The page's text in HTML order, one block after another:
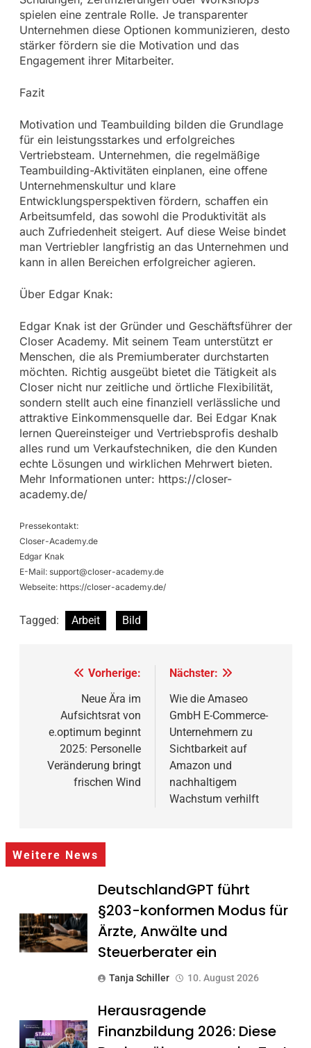
spielen eine zentrale Rolle. Je transparenter
Unternehmen diese Optionen kommunizieren, desto
stärker fördern sie die Motivation und das
Engagement ihrer Mitarbeiter.
Fazit
Motivation und Teambuilding bilden die Grundlage
für ein leistungsstarkes und erfolgreiches
Vertriebsteam. Unternehmen, die regelmäßige
Teambuilding-Aktivitäten einplanen, eine offene
Unternehmenskultur und klare
Entwicklungsperspektiven fördern, schaffen ein
Arbeitsumfeld, das sowohl die Produktivität als
auch Zufriedenheit steigert. Auf diese Weise bindet
man Vertriebler langfristig an das Unternehmen und
kann in allen Bereichen erfolgreicher agieren.
Über Edgar Knak:
Edgar Knak ist der Gründer und Geschäftsführer der
Closer Academy. Mit seinem Team unterstützt er
Menschen, die als Premiumberater durchstarten
möchten. Richtig ausgeübt bietet die Tätigkeit als
Closer nicht nur zeitliche und örtliche Flexibilität,
sondern stellt auch eine finanziell verlässliche und
attraktive Einkommensquelle dar. Bei Edgar Knak
lernen Quereinsteiger und Vertriebsprofis deshalb
alles rund um Verkaufstechniken, die den Kunden
echte Lösungen und wirklichen Mehrwert bieten.
Mehr Informationen unter: https://closer-
academy.de/
Pressekontakt:
Closer-Academy.de
Edgar Knak
E-Mail: support@closer-academy.de
Webseite: https://closer-academy.de/
Tagged: Arbeit Bild
Beitragsnavigation
Vorherige:
Neue Ära im
Aufsichtsrat von
e.optimum beginnt
2025: Personelle
Veränderung bringt
frischen Wind
Nächster:
Wie die Amaseo
GmbH E-Commerce-
Unternehmern zu
Sichtbarkeit auf
Amazon und
nachhaltigem
Wachstum verhilft
Weitere News
DeutschlandGPT führt
§203-konformen Modus für
Ärzte, Anwälte und
Steuerberater ein
Tanja Schiller 10. August 2026
Herausragende
Finanzbildung 2026: Diese